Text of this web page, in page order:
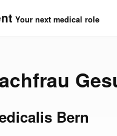
Your next medical role
Bern